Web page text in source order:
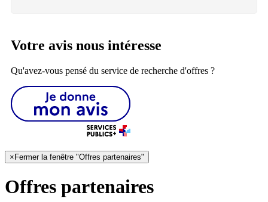
Votre avis nous intéresse
Qu'avez-vous pensé du service de recherche d'offres ?
× Fermer la fenêtre "Offres partenaires"
Offres partenaires